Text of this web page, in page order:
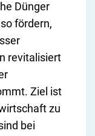
Dünger
fördern,
revitalisiert
Ziel ist
zu
bei